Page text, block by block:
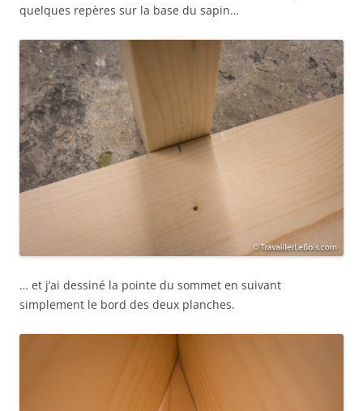
quelques repères sur la base du sapin…
… et j’ai dessiné la pointe du sommet en suivant
simplement le bord des deux planches.